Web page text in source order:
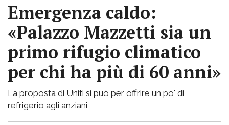
Emergenza caldo:
«Palazzo Mazzetti sia un
primo rifugio climatico
per chi ha più di 60 anni»
La proposta di Uniti si può per offrire un po' di
refrigerio agli anziani